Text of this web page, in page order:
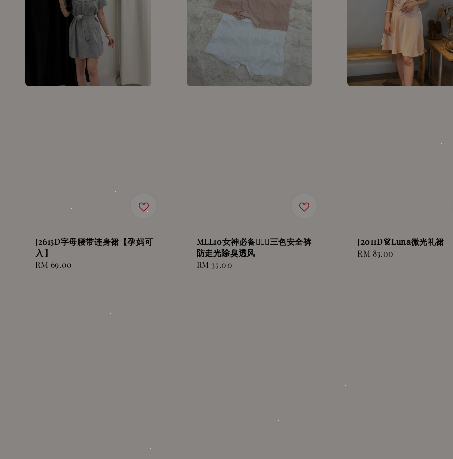
J2615D字母腰带连身裙【孕妈可
入】
Regular
RM 69.00
MLL10女神必备🧚🏻‍♀️三色安全裤
防走光除臭透风
Regular
RM 35.00
J2011D👗Luna微光礼裙
Regular
RM 83.00